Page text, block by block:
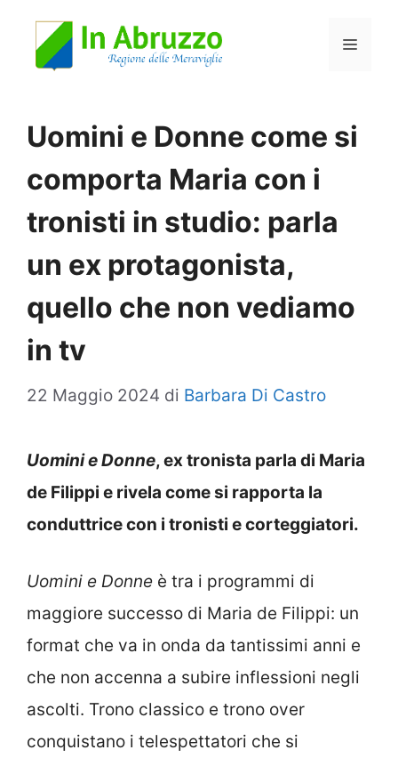
Menu
Uomini e Donne come si
comporta Maria con i
tronisti in studio: parla
un ex protagonista,
quello che non vediamo
in tv
22 Maggio 2024 di Barbara Di Castro
Uomini e Donne, ex tronista parla di Maria
de Filippi e rivela come si rapporta la
conduttrice con i tronisti e corteggiatori.
Uomini e Donne è tra i programmi di
maggiore successo di Maria de Filippi: un
format che va in onda da tantissimi anni e
che non accenna a subire inflessioni negli
ascolti. Trono classico e trono over
conquistano i telespettatori che si